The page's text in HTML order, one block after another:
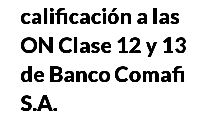
calificación a las
ON Clase 12 y 13
de Banco Comafi
S.A.